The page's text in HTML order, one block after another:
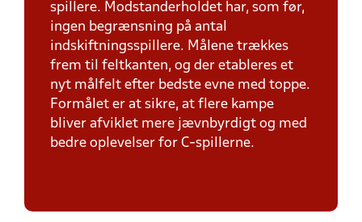
spillere. Modstanderholdet har, som før,
ingen begrænsning på antal
indskiftningsspillere. Målene trækkes
frem til feltkanten, og der etableres et
nyt målfelt efter bedste evne med toppe.
Formålet er at sikre, at flere kampe
bliver afviklet mere jævnbyrdigt og med
bedre oplevelser for C-spillerne.